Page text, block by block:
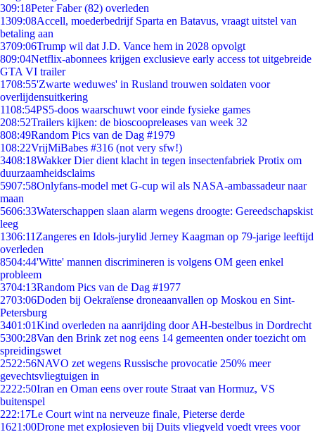
309:18Peter Faber (82) overleden
1309:08Accell, moederbedrijf Sparta en Batavus, vraagt uitstel van
betaling aan
3709:06Trump wil dat J.D. Vance hem in 2028 opvolgt
809:04Netflix-abonnees krijgen exclusieve early access tot uitgebreide
GTA VI trailer
1708:55'Zwarte weduwes' in Rusland trouwen soldaten voor
overlijdensuitkering
1108:54PS5-doos waarschuwt voor einde fysieke games
208:52Trailers kijken: de bioscoopreleases van week 32
808:49Random Pics van de Dag #1979
108:22VrijMiBabes #316 (not very sfw!)
3408:18Wakker Dier dient klacht in tegen insectenfabriek Protix om
duurzaamheidsclaims
5907:58Onlyfans-model met G-cup wil als NASA-ambassadeur naar
maan
5606:33Waterschappen slaan alarm wegens droogte: Gereedschapskist
leeg
1306:11 Zangeres en Idols-jurylid Jerney Kaagman op 79-jarige leeftijd
overleden
8504:44'Witte' mannen discrimineren is volgens OM geen enkel
probleem
3704:13Random Pics van de Dag #1977
2703:06Doden bij Oekraïense droneaanvallen op Moskou en Sint-
Petersburg
3401:01Kind overleden na aanrijding door AH-bestelbus in Dordrecht
5300:28Van den Brink zet nog eens 14 gemeenten onder toezicht om
spreidingswet
2522:56NAVO zet wegens Russische provocatie 250% meer
gevechtsvliegtuigen in
2222:50Iran en Oman eens over route Straat van Hormuz, VS
buitenspel
222:17Le Court wint na nerveuze finale, Pieterse derde
1621:00Drone met explosieven bij Duits vliegveld voedt vrees voor